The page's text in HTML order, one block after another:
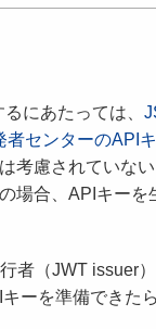
にあたっては、
者センターのAPI
考慮されていな
場合、APIキー
者（JWT issuer
ーを準備できた